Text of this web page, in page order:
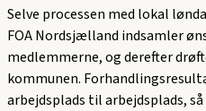
Selve processen med lokal
FOA Nordsjælland indsamler
medlemmerne, og derefter
kommunen.
arbejdsplads til arbejdsplads,